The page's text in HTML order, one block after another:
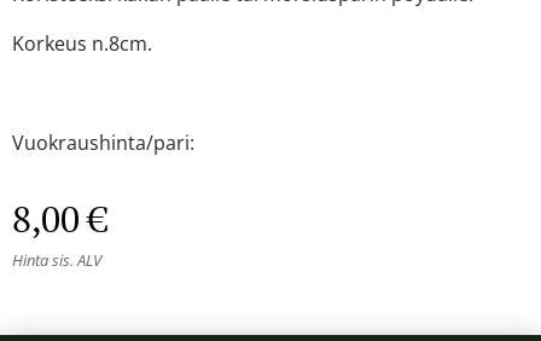
Korkeus n.8cm.
Vuokraushinta/pari:
8,00€
Hinta sis. ALV